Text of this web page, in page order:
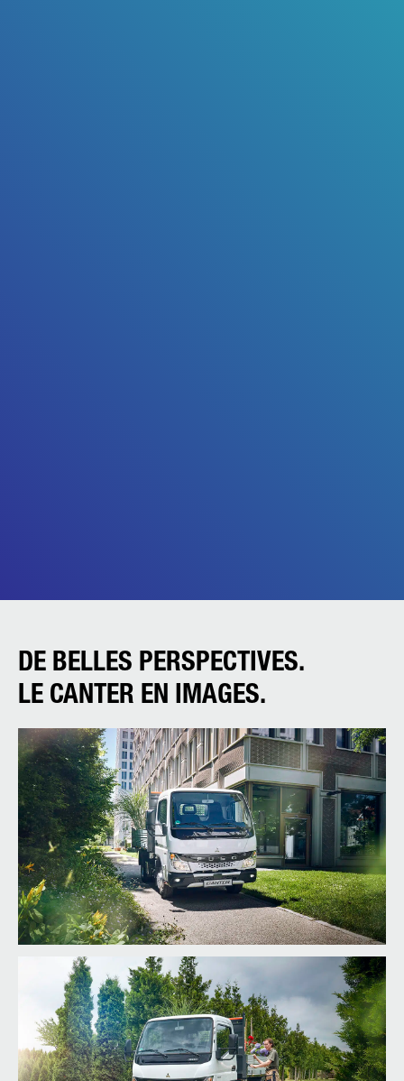
DE BELLES PERSPECTIVES.
LE CANTER EN IMAGES.